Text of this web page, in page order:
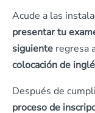
Acude a las
presentar tu
siguiente regresa
colocación de
Después de
proceso de